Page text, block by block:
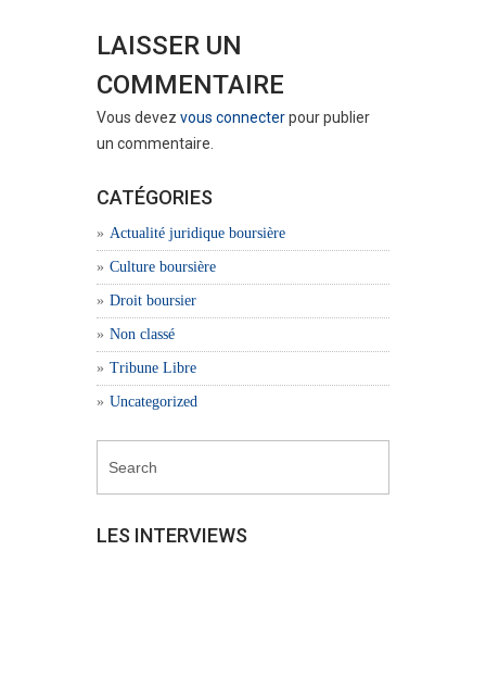
LAISSER UN
COMMENTAIRE
Vous devez vous connecterpour publier
un commentaire.
CATÉGORIES
Actualité juridique boursière
Culture boursière
Droit boursier
Non classé
Tribune Libre
Uncategorized
LES INTERVIEWS